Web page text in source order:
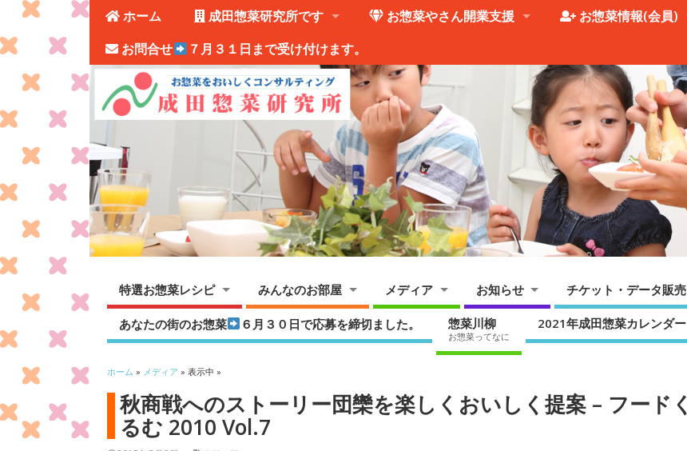
ホーム 成田惣菜研究所です お惣菜やさん開業支援 お惣菜情報(会員)
お問合せ
７月３１日まで受け付けます。
特選お惣菜レシピ みんなのお部屋 メディア お知らせ チケット・データ販売
あなたの街のお惣菜 ６月３０日で応募を締切ました。 惣菜川柳
お惣菜ってなに
2021年成田惣菜カレンダー
ホーム » メディア » 表示中 »
秋商戦へのストーリー団欒を楽しくおいしく提案 – フードく
るむ 2010 Vol.7